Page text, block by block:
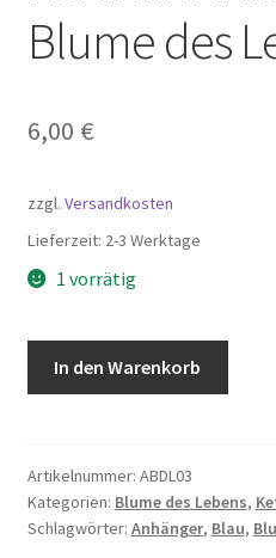
Blume des
6,00 €
zzgl. Versandkosten
Lieferzeit: 2-3 Werktage
1 vorrätig
des
Lebens
Menge
In den Warenkorb
Artikelnummer: ABDL03
Kategorien: Blume des Lebens,
Schlagwörter: Anhänger, Blau,